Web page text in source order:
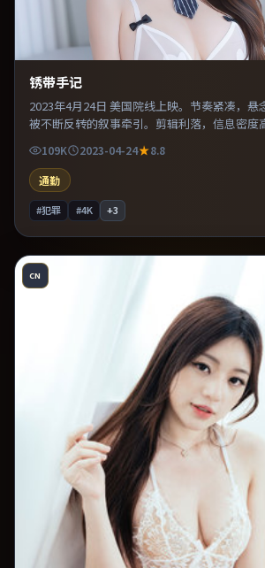
锈带手记
2023年4月24日 美国院线上映。节奏紧凑，悬
被不断反转的叙事牵引。剪辑利落，信息密度
推理的观众。既有类型片爽感，也保留作者表
109K 2023-04-24
8.8
通勤
#犯罪 #4K +3
CN